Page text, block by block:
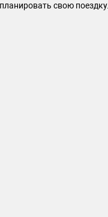
свою поездку.